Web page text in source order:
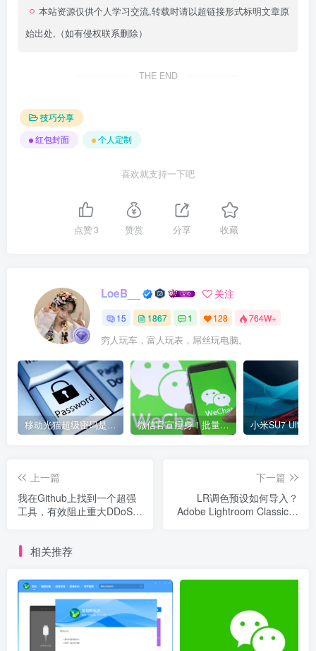
本站资源仅供个人学习交流,转载时请以超链接形式标明文章原
始出处,（如有侵权联系删除）
THE END
技巧分享
红包封面
个人定制
喜欢就支持一下吧
点赞3 赞赏 分享 收藏
LoeB__ 关注
15 1867 1 128 764W+
穷人玩车，富人玩表，屌丝玩电脑。
移动光猫超级密码是多少？移动光猫超级管理员后台账号与密码 微信官宣瘦身！批量清理原图新功能来了 安卓、iOS均可使用
上一篇
我在Github上找到一个超强
工具，有效阻止重大DDoS攻
下一篇
LR调色预设如何导入？
Adobe Lightroom Classic调
相关推荐